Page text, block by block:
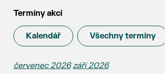
Termíny akcí
Kalendář Všechny termíny
červenec 2026 září 2026